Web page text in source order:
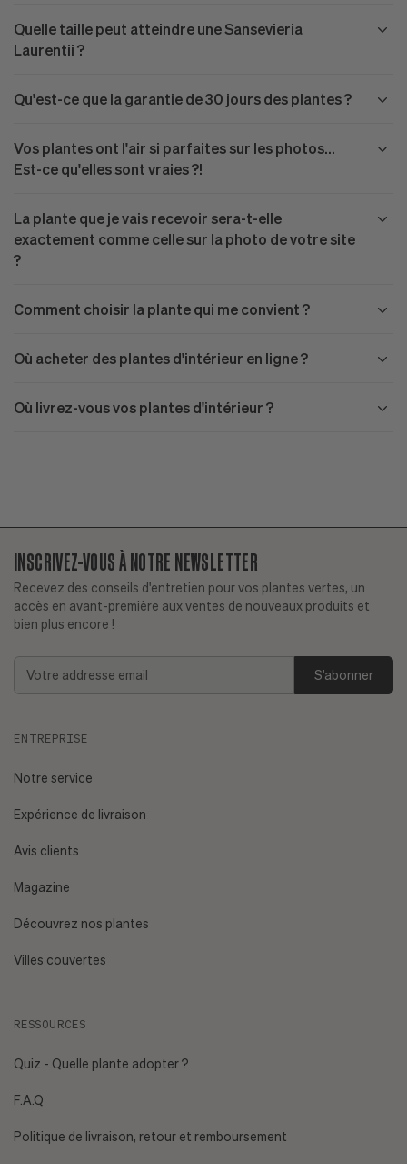
Quelle taille peut atteindre une Sansevieria
Laurentii ?
Qu'est-ce que la garantie de 30 jours des plantes ?
Vos plantes ont l'air si parfaites sur les photos...
Est-ce qu'elles sont vraies ?!
La plante que je vais recevoir sera-t-elle
exactement comme celle sur la photo de votre site
?
Comment choisir la plante qui me convient ?
Plantes faciles d'entretien
niveau de luminosité de mon espace ?
Ai-je des animaux de compagnie ou un enfant en bas âge
Où acheter des plantes d'intérieur en ligne ?
Où livrez-vous vos plantes d'intérieur ?
INSCRIVEZ-VOUS À NOTRE NEWSLETTER
Recevez des conseils d'entretien pour vos plantes vertes, un
accès en avant-première aux ventes de nouveaux produits et
bien plus encore !
Addresse
ENTREPRISE
Notre service
Expérience de livraison
Avis clients
Magazine
Découvrez nos plantes
Villes couvertes
RESSOURCES
Quiz - Quelle plante adopter ?
F.A.Q
Politique de livraison, retour et remboursement